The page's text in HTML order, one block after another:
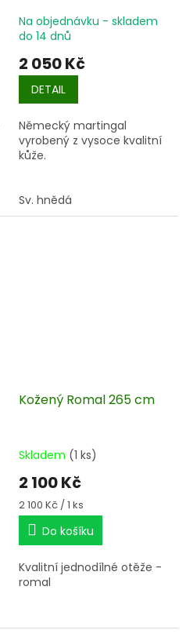
Na objednávku - skladem
do 14 dnů
2 050 Kč
DETAIL
Německý martingal
vyrobený z vysoce kvalitní
kůže.
Sv. hnědá
Kožený Romal 265 cm
Skladem (1 ks)
2 100 Kč
Měrná
cena:
2 100 Kč / 1 ks
Do košíku
Kvalitní jednodílné otěže -
romal